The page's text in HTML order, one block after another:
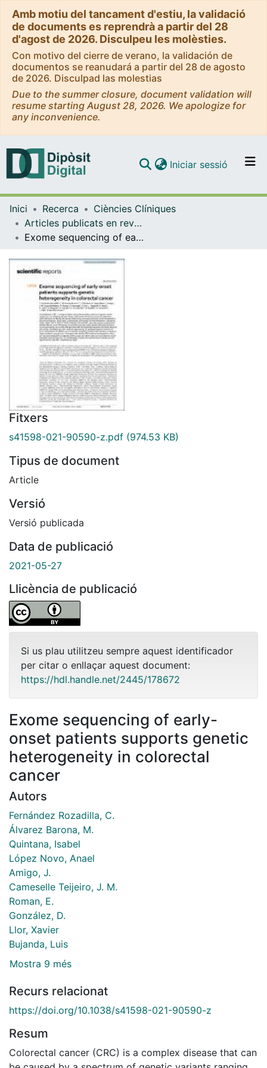
Amb motiu del tancament d'estiu, la validació
de documents es reprendrà a partir del 28
d'agost de 2026. Disculpeu les molèsties.
Con motivo del cierre de verano, la validación de
documentos se reanudará a partir del 28 de agosto
de 2026. Disculpad las molestias
Due to the summer closure, document validation will
resume starting August 28, 2026. We apologize for
any inconvenience.
Navega per tot el DD
Iniciar sessió (current)
Inici Recerca
Ciències Clíniques
Articles publicats en revistes (Ciències Clíniques)
Exome sequencing of early-onset patients supports genetic heterogeneity in colorectal cancer
Fitxers
s41598-021-90590-z.pdf (974.53 KB)
Tipus de document
Article
Versió
Versió publicada
Data de publicació
2021-05-27
Llicència de publicació
Si us plau utilitzeu sempre aquest identificador
per citar o enllaçar aquest document:
https://hdl.handle.net/2445/178672
Exome sequencing of early-
onset patients supports genetic
heterogeneity in colorectal
cancer
Autors
Fernández Rozadilla, C.
Álvarez Barona, M.
Quintana, Isabel
López Novo, Anael
Amigo, J.
Cameselle Teijeiro, J. M.
Roman, E.
González, D.
Llor, Xavier
Bujanda, Luis
Mostra 9 més
Recurs relacionat
https://doi.org/10.1038/s41598-021-90590-z
Resum
Colorectal cancer (CRC) is a complex disease that can